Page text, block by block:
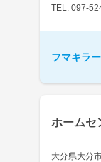
TEL: 097-
フマキラ
ホームセ
大分県大分